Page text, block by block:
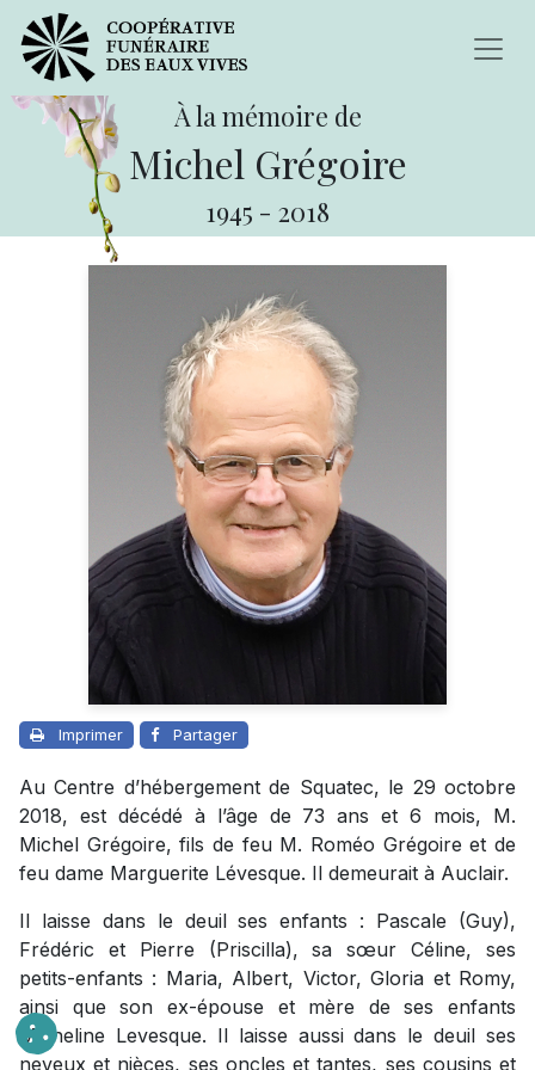
À la mémoire de
Michel Grégoire
1945 - 2018
Imprimer Partager
Au Centre d’hébergement de Squatec, le 29 octobre
2018, est décédé à l’âge de 73 ans et 6 mois, M.
Michel Grégoire, fils de feu M. Roméo Grégoire et de
feu dame Marguerite Lévesque. Il demeurait à Auclair.
Il laisse dans le deuil ses enfants : Pascale (Guy),
Frédéric et Pierre (Priscilla), sa sœur Céline, ses
petits-enfants : Maria, Albert, Victor, Gloria et Romy,
ainsi que son ex-épouse et mère de ses enfants
Micheline Levesque. Il laisse aussi dans le deuil ses
neveux et nièces, ses oncles et tantes, ses cousins et